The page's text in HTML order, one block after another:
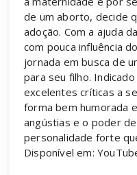
de um aborto, decide
adoção. Com a ajuda
com pouca influência
jornada em busca de
para seu filho.
excelentes críticas a
forma bem humorada
angústias e o poder
personalidade forte
Disponível em: